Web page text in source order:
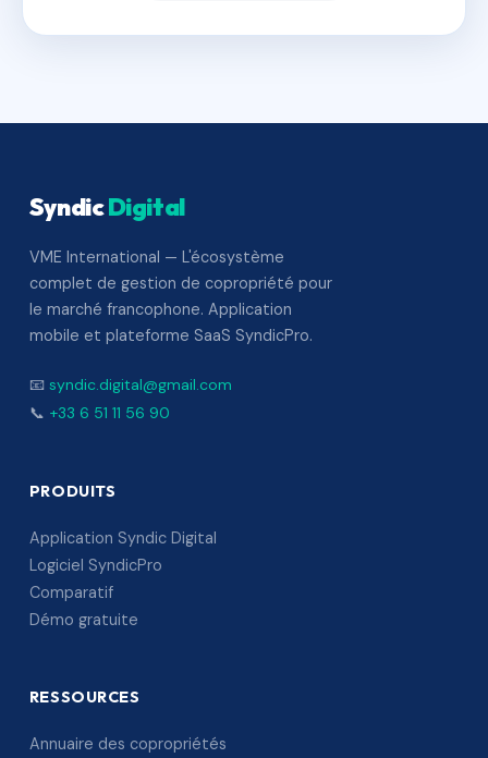
SyndicDigital
VME International — L'écosystème
complet de gestion de copropriété pour
le marché francophone. Application
mobile et plateforme SaaS SyndicPro.
📧 syndic.digital@gmail.com
📞 +33 6 51 11 56 90
PRODUITS
Application Syndic Digital
Logiciel SyndicPro
Comparatif
Démo gratuite
RESSOURCES
Annuaire des copropriétés